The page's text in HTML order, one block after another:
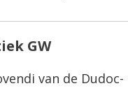
GW
van de Dudoc-